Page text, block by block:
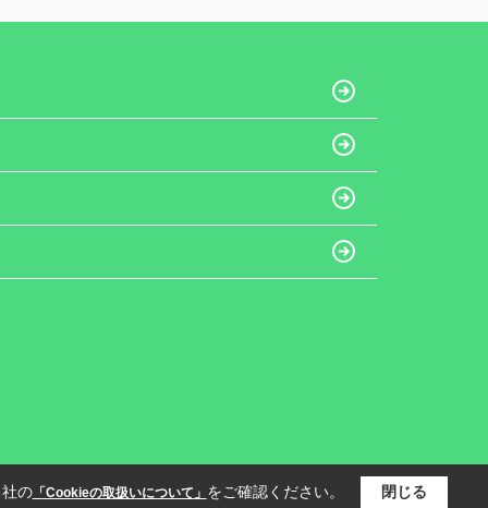
の「Cookieの取扱いについて」 をご確認ください。 閉じる